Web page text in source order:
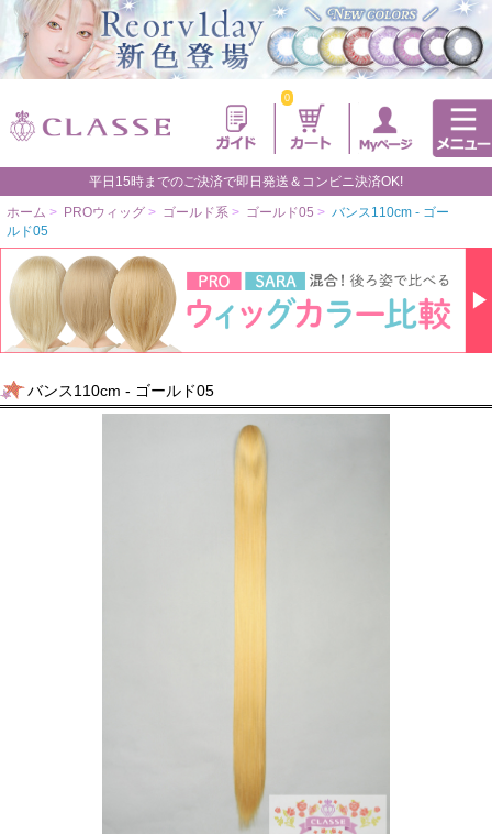
0
平日15時までのご決済で即日発送＆コンビニ決済OK!
ホーム > PROウィッグ > ゴールド系 > ゴールド05 > バンス110cm - ゴー
ルド05
バンス110cm - ゴールド05